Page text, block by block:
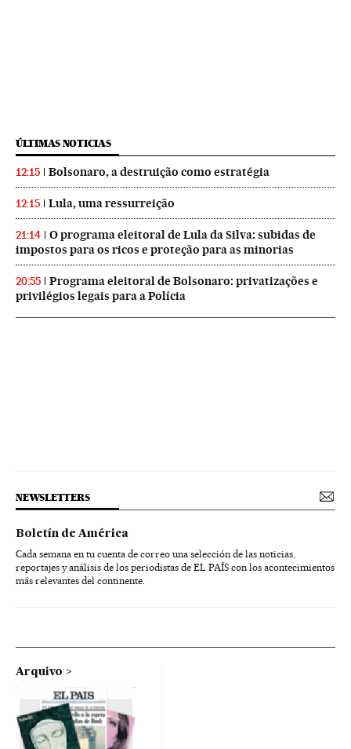
ÚLTIMAS NOTICIAS
12:15 Bolsonaro, a destruição como estratégia
12:15 Lula, uma ressurreição
21:14
O programa eleitoral de Lula da Silva: subidas de
impostos para os ricos e proteção para as minorias
20:55
Programa eleitoral de Bolsonaro: privatizações e
privilégios legais para a Polícia
NEWSLETTERS
Boletín de América
Cada semana en tu cuenta de correo una selección de las noticias,
reportajes y análisis de los periodistas de EL PAÍS con los acontecimientos
más relevantes del continente.
Arquivo